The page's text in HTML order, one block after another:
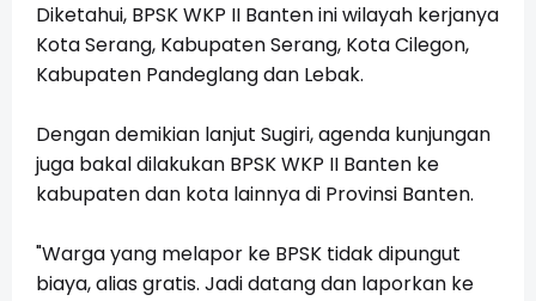
Diketahui, BPSK WKP II Banten ini wilayah kerjanya
Kota Serang, Kabupaten Serang, Kota Cilegon,
Kabupaten Pandeglang dan Lebak.
Dengan demikian lanjut Sugiri, agenda kunjungan
juga bakal dilakukan BPSK WKP II Banten ke
kabupaten dan kota lainnya di Provinsi Banten.
"Warga yang melapor ke BPSK tidak dipungut
biaya, alias gratis. Jadi datang dan laporkan ke